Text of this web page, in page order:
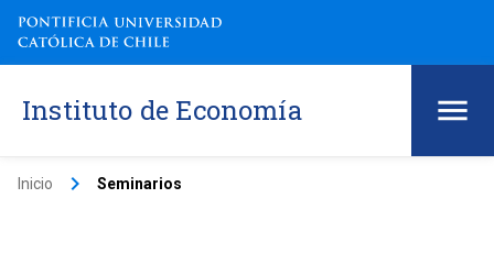
Instituto de Economía
Inicio keyboard_arrow_right Seminarios